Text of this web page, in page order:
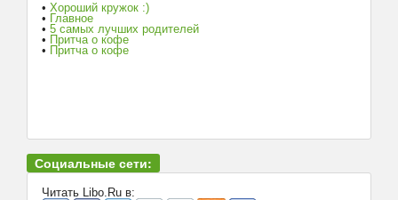
• Хороший кружок :)
• Главное
• 5 самых лучших родителей
• Притча о кофе
• Притча о кофе
Социальные сети:
Читать Libo.Ru в: